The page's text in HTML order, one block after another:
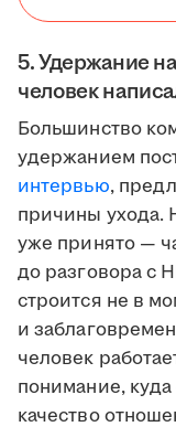
5. Удержание
человек
Большинство
удержанием
интервью,
причины ухода.
уже принято —
до разговора с
строится не в
и
человек
понимание,
качество